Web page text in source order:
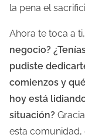
la pena el
Ahora te toca a
negocio?
pudiste
comienzos y
hoy está
situación?
esta